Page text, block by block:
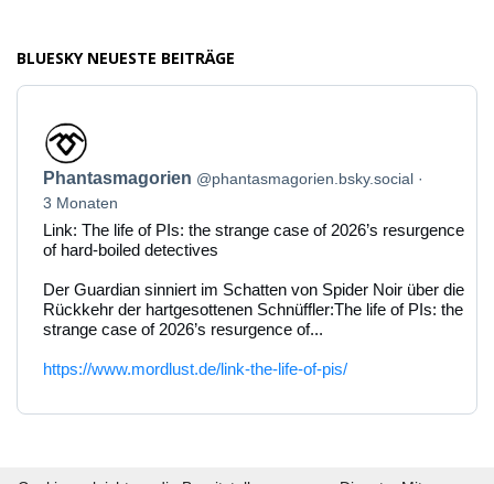
BLUESKY NEUESTE BEITRÄGE
Beitrag
von
Phantasmagorien
auf
Bluesky
ansehen
Phantasmagorien @phantasmagorien.bsky.social
3 Monaten
Link: The life of PIs: the strange case of 2026’s resurgence
of hard-boiled detectives
Der Guardian sinniert im Schatten von Spider Noir über die
Rückkehr der hartgesottenen Schnüffler:The life of PIs: the
strange case of 2026’s resurgence of...
https://www.mordlust.de/link-the-life-of-pis/